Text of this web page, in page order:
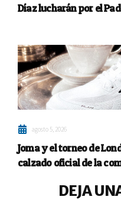
Díaz lucharán por el
agosto 5, 2026
Joma y el torneo de
calzado oficial de la
DEJA